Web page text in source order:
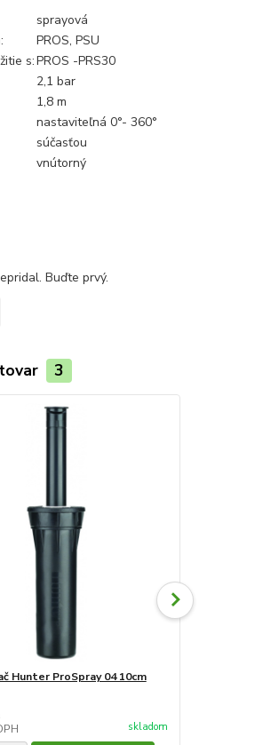
sprayová
PROS, PSU
s:PROS -PRS30
2,1 bar
1,8 m
nastaviteľná 0°- 360°
súčasťou
vnútorný
Buďte prvý.
3
Hunter ProSpray 04 10cm
skladom